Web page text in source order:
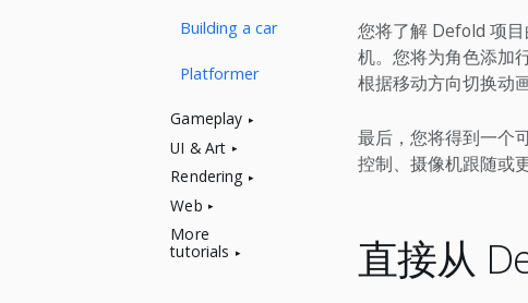
Building a car
Platformer
Gameplay
UI & Art
Rendering
Web
More
tutorials
您将了解 Defold 项
机。您将为角色添加
根据移动方向切换动画
最后，您将得到一个
控制、摄像机跟随或
直接从